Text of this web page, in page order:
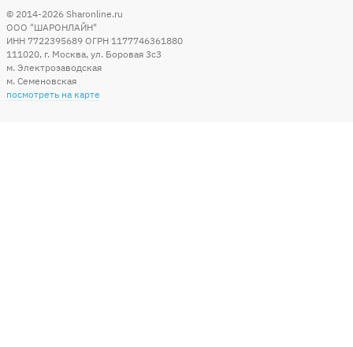
© 2014-2026 Sharonline.ru
ООО "ШАРОНЛАЙН"
ИНН 7722395689 ОГРН 1177746361880
111020, г. Москва, ул. Боровая 3c3
м. Электрозаводская
м. Семеновская
посмотреть на карте